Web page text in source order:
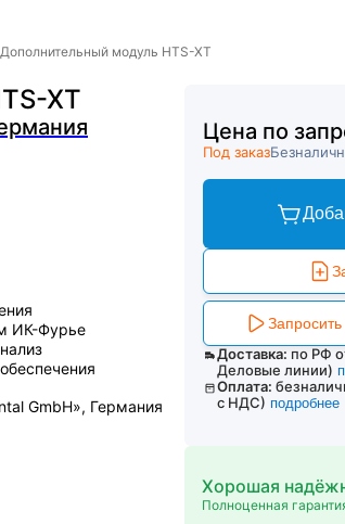
Дополнительный модуль HTS-XT
XT
ИК-Фурье
GmbH», Германия
Цена по
Под заказ
Доставка: по РФ
Деловые линии)
Оплата:
с НДС) подробнее
Хорошая
Полноценная